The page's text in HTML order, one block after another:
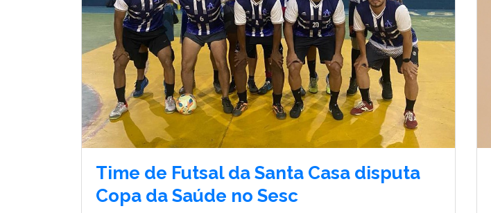
Time de Futsal da Santa Casa disputa
Copa da Saúde no Sesc